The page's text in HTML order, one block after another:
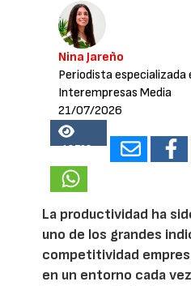
Nina Jareño
Periodista especializada
Interempresas Media
21/07/2026
18763
La productividad ha
uno de los grandes
competitividad
en un entorno cada